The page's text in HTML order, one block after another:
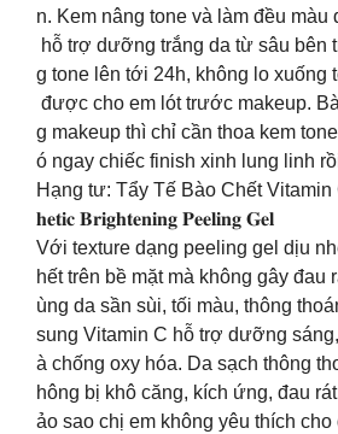
n. Kem nâng tone và làm đều màu
hỗ trợ dưỡng trắng da từ sâu bên
g tone lên tới 24h, không lo xuống
được cho em lót trước makeup.
g makeup thì chỉ cần thoa kem
ó ngay chiếc finish xinh lung linh
Hạng tư: Tẩy Tế Bào Chết Vitamin
𝐡𝐞𝐭𝐢𝐜 𝐁𝐫𝐢𝐠𝐡𝐭𝐞𝐧𝐢𝐧𝐠 𝐏𝐞𝐞𝐥𝐢𝐧𝐠 𝐆𝐞𝐥
Với texture dạng peeling gel dịu
hết trên bề mặt mà không gây đau
ùng da sần sùi, tối màu, thông
sung Vitamin C hỗ trợ dưỡng
à chống oxy hóa. Da sạch thông
hông bị khô căng, kích ứng, đau
ảo sao chị em không yêu thích